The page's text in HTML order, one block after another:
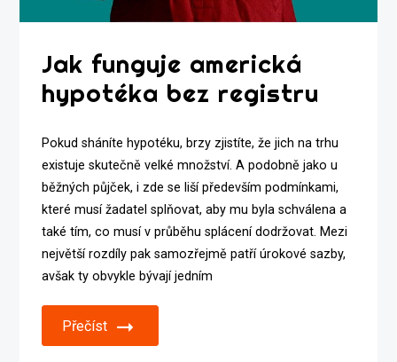
Jak funguje americká
hypotéka bez registru
Pokud sháníte hypotéku, brzy zjistíte, že jich na trhu
existuje skutečně velké množství. A podobně jako u
běžných půjček, i zde se liší především podmínkami,
které musí žadatel splňovat, aby mu byla schválena a
také tím, co musí v průběhu splácení dodržovat. Mezi
největší rozdíly pak samozřejmě patří úrokové sazby,
avšak ty obvykle bývají jedním
Přečíst